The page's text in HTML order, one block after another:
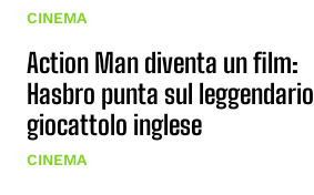
CINEMA
Action Man diventa un film:
Hasbro punta sul leggendario
giocattolo inglese
CINEMA